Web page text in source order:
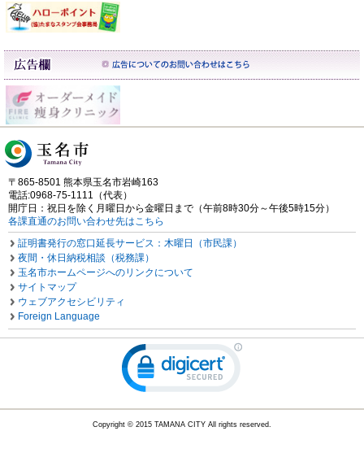
〒865-8501 熊本県玉名市岩崎163
電話:0968-75-1111（代表）
開庁日：祝日を除く月曜日から金曜日まで（午前8時30分～午後5時15分）
各課直通のお問い合わせ先はこちら
証明書発行の窓口延長サービス：木曜日（市民課）
夜間・休日納税相談（税務課）
玉名市ホームページへのリンクについて
サイトマップ
ウェブアクセシビリティ
Foreign Language
Copyright © 2015 TAMANA CITY All rights reserved.